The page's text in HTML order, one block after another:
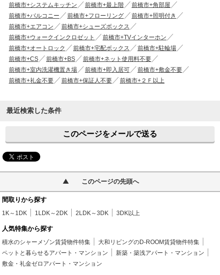
前橋市+システムキッチン
前橋市+最上階
前橋市+角部屋
前橋市+バルコニー
前橋市+フローリング
前橋市+照明付き
前橋市+エアコン
前橋市+シューズボックス
前橋市+ウォークインクロゼット
前橋市+TVインターホン
前橋市+オートロック
前橋市+宅配ボックス
前橋市+駐輪場
前橋市+CS
前橋市+BS
前橋市+ネット使用料不要
前橋市+室内洗濯機置き場
前橋市+即入居可
前橋市+敷金不要
前橋市+礼金不要
前橋市+保証人不要 前橋市+２Ｆ以上
最近検索した条件
このページをメールで送る
このページの先頭へ
間取りから探す
1K～1DK 1LDK～2DK 2LDK～3DK 3DK以上
人気特集から探す
積水のシャーメゾン賃貸物件特集
大和リビングのD-ROOM賃貸物件特集
ペットと暮らせるアパート・マンション
新築・築浅アパート・マンション
敷金・礼金ゼロアパート・マンション